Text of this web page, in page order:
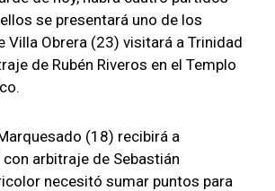
se presentará uno de los
Villa Obrera (23) visitará a Trinidad
de Rubén Riveros en el Templo
(18) recibirá a
arbitraje de Sebastián
necesitó sumar puntos para